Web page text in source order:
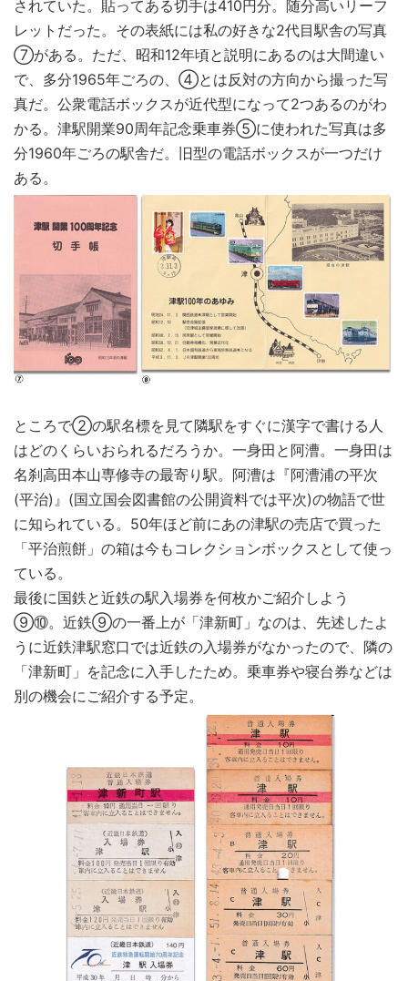
されていた。貼ってある切手は410円分。随分高いリーフ
レットだった。その表紙には私の好きな2代目駅舎の写真
⑦がある。ただ、昭和12年頃と説明にあるのは大間違い
で、多分1965年ごろの、④とは反対の方向から撮った写
真だ。公衆電話ボックスが近代型になって2つあるのがわ
かる。津駅開業90周年記念乗車券⑤に使われた写真は多
分1960年ごろの駅舎だ。旧型の電話ボックスが一つだけ
ある。
ところで②の駅名標を見て隣駅をすぐに漢字で書ける人
はどのくらいおられるだろうか。一身田と阿漕。一身田は
名刹高田本山専修寺の最寄り駅。阿漕は『阿漕浦の平次
(平治)』(国立国会図書館の公開資料では平次)の物語で世
に知られている。50年ほど前にあの津駅の売店で買った
「平治煎餅」の箱は今もコレクションボックスとして使っ
ている。
最後に国鉄と近鉄の駅入場券を何枚かご紹介しよう
⑨⑩。近鉄⑨の一番上が「津新町」なのは、先述したよ
うに近鉄津駅窓口では近鉄の入場券がなかったので、隣の
「津新町」を記念に入手したため。乗車券や寝台券などは
別の機会にご紹介する予定。